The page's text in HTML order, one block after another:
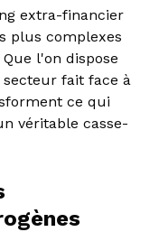
extra-financier
plus complexes
l'on dispose
fait face à
ce qui
véritable casse-